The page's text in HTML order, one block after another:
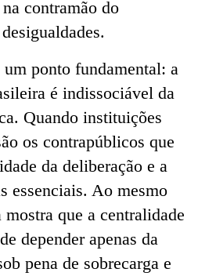
contramão do
ponto fundamental: a
é indissociável da
Quando instituições
os contrapúblicos que
da deliberação e a
essenciais. Ao mesmo
que a centralidade
depender apenas da
pena de sobrecarga e